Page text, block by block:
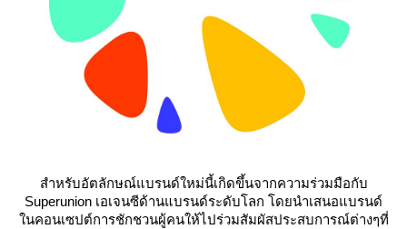
สำหรับอัตลักษณ์แบรนด์ใหม่นี้เกิดขึ้นจากความร่วมมือกับ
Superunion เอเจนซีด้านแบรนด์ระดับโลก โดยนำเสนอแบรนด์
นคอนเซปต์การชักชวนผู้คนให้ไปร่วมสัมผัสประสบการณ์ต่างๆที่